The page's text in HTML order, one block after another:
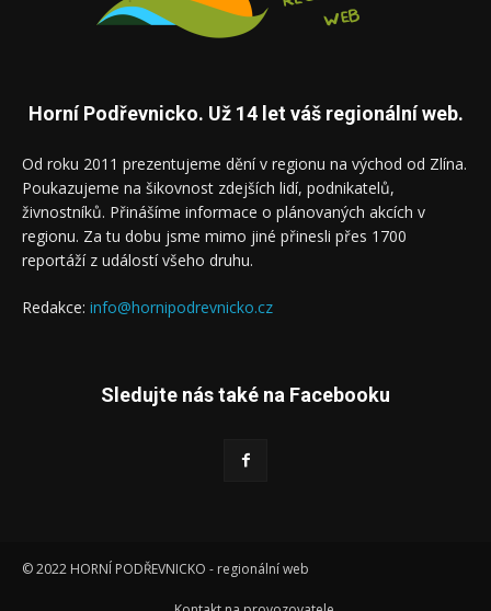
Horní Podřevnicko. Už 14 let váš regionální web.
Od roku 2011 prezentujeme dění v regionu na východ od Zlína.
Poukazujeme na šikovnost zdejších lidí, podnikatelů,
živnostníků. Přinášíme informace o plánovaných akcích v
regionu. Za tu dobu jsme mimo jiné přinesli přes 1700
reportáží z událostí všeho druhu.
Redakce: info@hornipodrevnicko.cz
Sledujte nás také na Facebooku
© 2022 HORNÍ PODŘEVNICKO - regionální web